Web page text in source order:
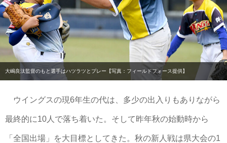
大嶋良汰監督のもと選手はハツラツとプレー【写真：フィールドフォース提供】
ウイングスの現6年生の代は、多少の出入りもありながら
最終的に10人で落ち着いた。そして昨年秋の始動時から
「全国出場」を大目標としてきた。秋の新人戦は県大会の1